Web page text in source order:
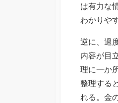
は有力な
わかりや
逆に、過
内容が目
理に一か
整理する
れる。金